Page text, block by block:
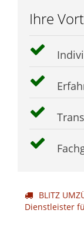
Ihre
BLITZ
Dienstleister